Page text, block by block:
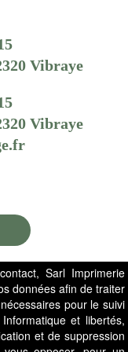
Vibraye
Vibraye
Sarl Imprimerie
données afin de traiter
pour le suivi
et libertés,
et de suppression